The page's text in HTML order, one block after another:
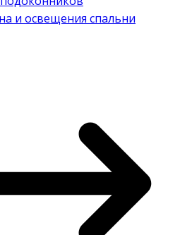
и освещения спальни